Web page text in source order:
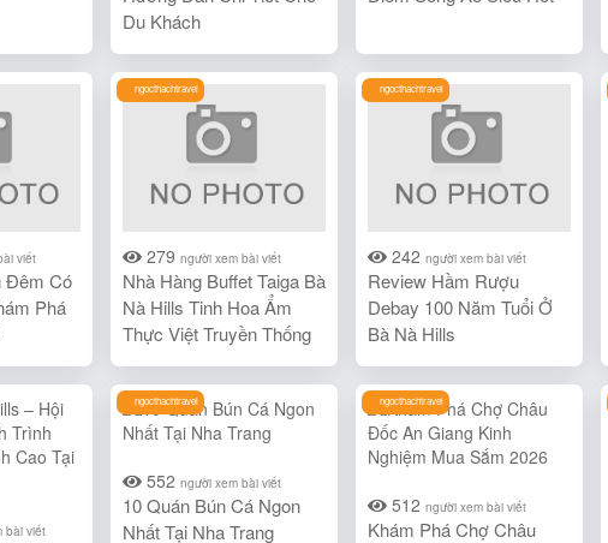
Du Khách
viết
Đêm Có
Phá
ngocthachtravel
279 người xem bài viết
Nhà Hàng Buffet Taiga Bà
Nà Hills Tinh Hoa Ẩm
Thực Việt Truyền Thống
ngocthachtravel
242 người xem bài viết
Review Hầm Rượu
Debay 100 Năm Tuổi Ở
Bà Nà Hills
bài viết
ngocthachtravel
552 người xem bài viết
10 Quán Bún Cá Ngon
Nhất Tại Nha Trang
ngocthachtravel
512 người xem bài viết
Khám Phá Chợ Châu